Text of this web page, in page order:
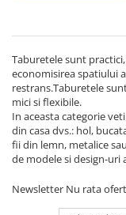
Paturi copii
Masa si scaune
Seturi comode
Taburetele sunt
economisirea spatiului
restrans.Taburetele
mici si flexibile.
In aceasta categorie
din casa dvs.: hol,
fii din lemn, metalice
de modele si design-uri
Newsletter Nu rata